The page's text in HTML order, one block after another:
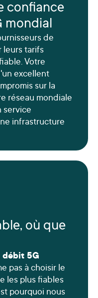
confiance
mondial
de
leurs tarifs
Votre
excellent
sur la
réseau mondiale
service
infrastructure
où que
débit 5G
pas à choisir le
les plus fiables
pourquoi nous